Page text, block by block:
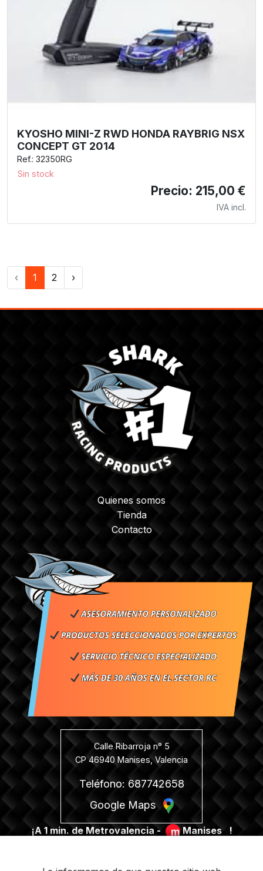
KYOSHO MINI-Z RWD HONDA RAYBRIG NSX
CONCEPT GT 2014
Ref.: 32350RG
Sin stock
Precio: 215,00 €
IVA incl.
‹ 1 2 ›
Quienes somos
Tienda
Contacto
Calle Ribarroja n° 5
CP 46940 Manises, Valencia
Teléfono: 687742658
Google Maps
¡A 1 min. de Metrovalencia - Manises !